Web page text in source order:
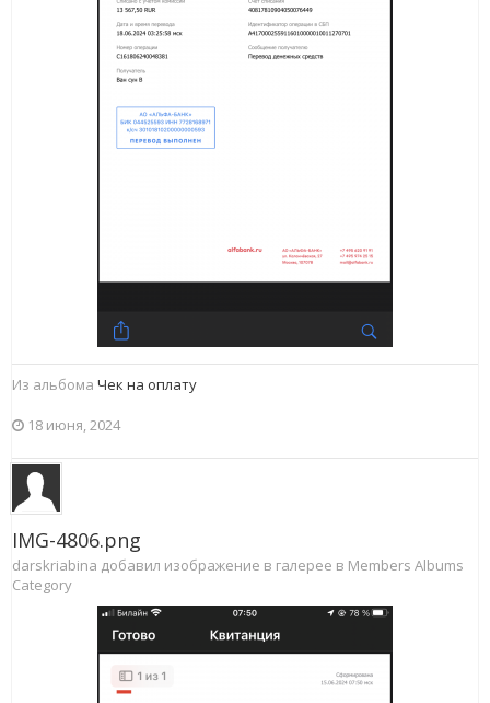
Из альбома Чек на оплату
18 июня, 2024
IMG-4806.png
darskriabina добавил изображение в галерее в Members Albums
Category